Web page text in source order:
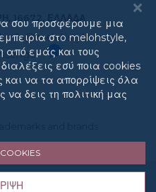
16672, ΕΛΛΑΔΑ
info@melohstyle.com
:
σου προσφέρουμε μια
στo melohstyle,
από εμάς και τους
εσύ ποια cookies
και να τα απορρίψεις όλα
δεις τη πολιτική μας